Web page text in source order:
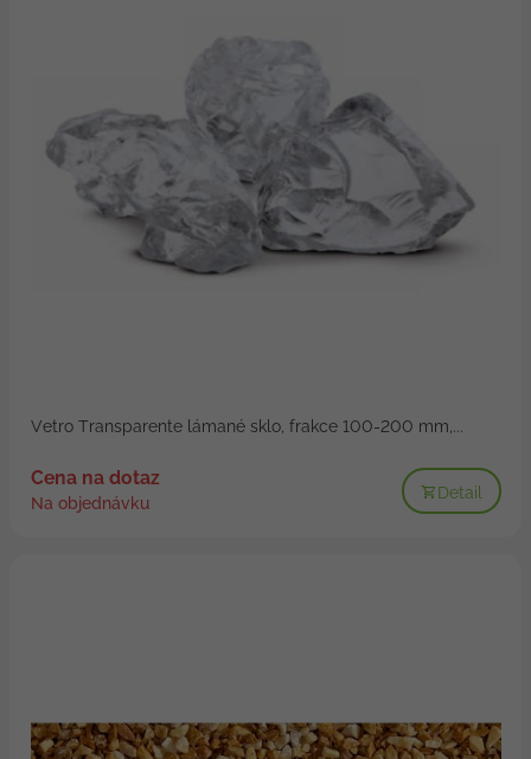
Vetro Transparente lámané sklo, frakce 100-200 mm,...
Cena na dotaz
Na objednávku
Detail